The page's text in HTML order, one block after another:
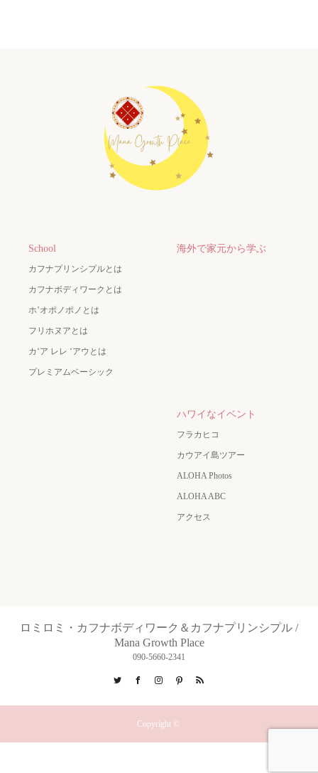
School
カフナプリンシプルとは
カフナボディワークとは
ホ’オポノポノとは
フリホヌアとは
カʻア レレ ʻアウとは
プレミアムベーシック
海外で家元から学ぶ
ハワイなイベント
フラカヒコ
カウアイ島ツアー
ALOHA Photos
ALOHA ABC
アクセス
ロミロミ・カフナボディワーク＆カフナプリンシプル /
Mana Growth Place
090-5660-2341
Twitter
FacebookInstagramPinterest
Copyright ©